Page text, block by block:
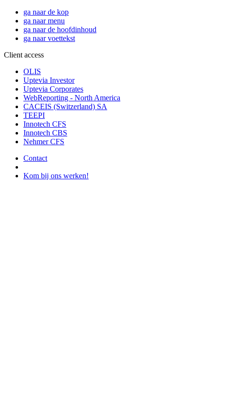
ga naar de kop
ga naar menu
ga naar de hoofdinhoud
ga naar voettekst
Client access
OLIS
Uptevia Investor
Uptevia Corporates
WebReporting - North America
CACEIS (Switzerland) SA
TEEPI
Innotech CFS
Innotech CBS
Nehmer CFS
Contact
Kom bij ons werken!